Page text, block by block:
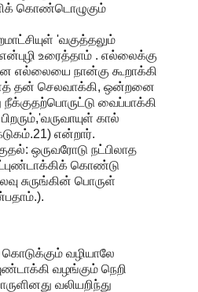
கொண்டொழுகும்
'வகுத்தலும்
உரைத்தாம் . எல்லைக்கு
எல்லையை நான்கு கூறாக்கி
தன் செலவாக்கி, ஒன்றனை
வைப்பாக்கி
கால்
என்றார்.
ஒருவரோடு நட்பிலாத
கொண்டு
சுருங்கின் பொருள்
வழியாலே
வழங்கும் நெறி
வலியறிந்து